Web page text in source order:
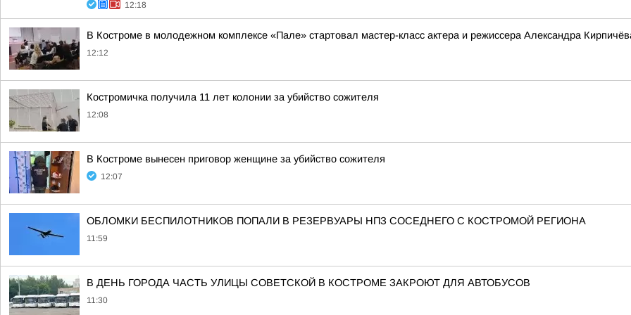
12:18
В Костроме в молодежном комплексе «Пале» стартовал мастер-класс актера и режиссера Александра
12:12
Костромичка получила 11 лет колонии за убийство сожителя
12:08
В Костроме вынесен приговор женщине за убийство сожителя
12:07
ОБЛОМКИ БЕСПИЛОТНИКОВ ПОПАЛИ В РЕЗЕРВУАРЫ НПЗ СОСЕДНЕГО С КОСТРОМОЙ РЕГИОНА
11:59
В ДЕНЬ ГОРОДА ЧАСТЬ УЛИЦЫ СОВЕТСКОЙ В КОСТРОМЕ ЗАКРОЮТ ДЛЯ АВТОБУСОВ
11:30